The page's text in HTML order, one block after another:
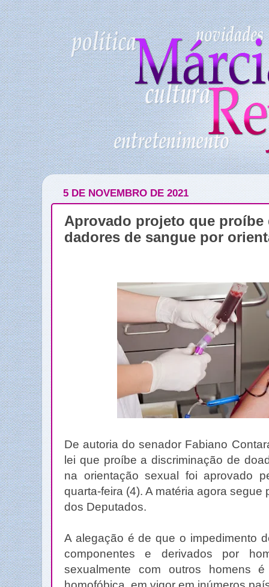
5 DE NOVEMBRO DE 2021
Aprovado projeto que proíbe
dadores de sangue por
De autoria do senador Fabiano
lei que proíbe a discriminação de
na orientação sexual foi aprovado
quarta-feira (4). A matéria agora
dos Deputados.
A alegação é de que o impedimento
componentes e derivados por
sexualmente com outros homens